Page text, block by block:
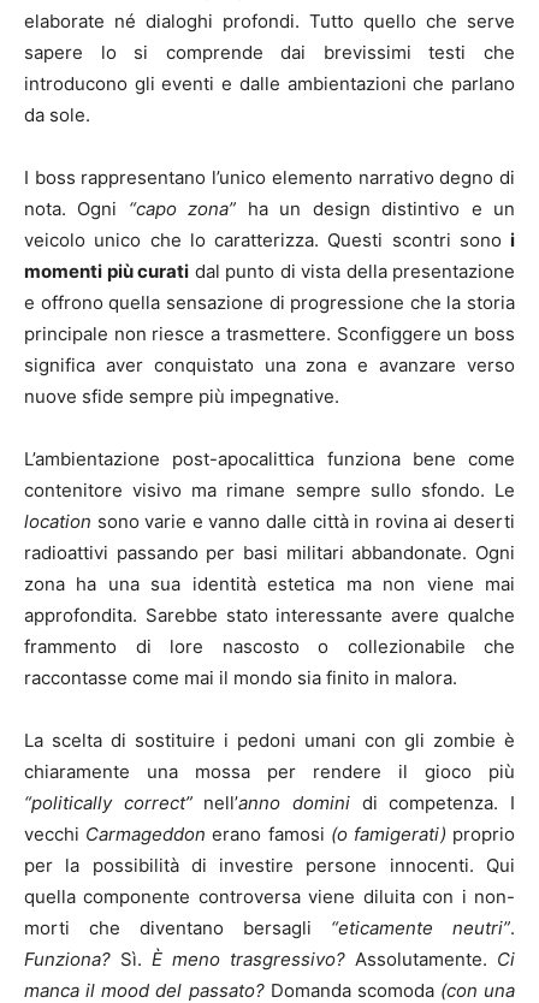
elaborate né dialoghi profondi. Tutto quello che serve
sapere lo si comprende dai brevissimi testi che
introducono gli eventi e dalle ambientazioni che parlano
da sole.
I boss rappresentano l’unico elemento narrativo degno di
nota. Ogni “capo zona” ha un design distintivo e un
veicolo unico che lo caratterizza. Questi scontri sono i
momenti più curati dal punto di vista della presentazione
e offrono quella sensazione di progressione che la storia
principale non riesce a trasmettere. Sconfiggere un boss
significa aver conquistato una zona e avanzare verso
nuove sfide sempre più impegnative.
L’ambientazione post-apocalittica funziona bene come
contenitore visivo ma rimane sempre sullo sfondo. Le
location sono varie e vanno dalle città in rovina ai deserti
radioattivi passando per basi militari abbandonate. Ogni
zona ha una sua identità estetica ma non viene mai
approfondita. Sarebbe stato interessante avere qualche
frammento di lore nascosto o collezionabile che
raccontasse come mai il mondo sia finito in malora.
La scelta di sostituire i pedoni umani con gli zombie è
chiaramente una mossa per rendere il gioco più
“politically correct”nell’anno domini di competenza. I
vecchi Carmageddon erano famosi (o famigerati) proprio
per la possibilità di investire persone innocenti. Qui
quella componente controversa viene diluita con i non-
morti che diventano bersagli “eticamente neutri”.
Funziona? Sì. È meno trasgressivo? Assolutamente. Ci
manca il mood del passato? Domanda scomoda (con una